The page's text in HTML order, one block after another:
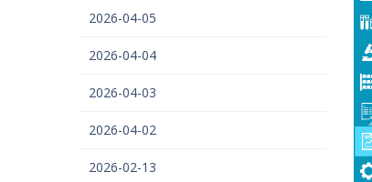
2026-04-05
2026-04-04
2026-04-03
2026-04-02
2026-02-13